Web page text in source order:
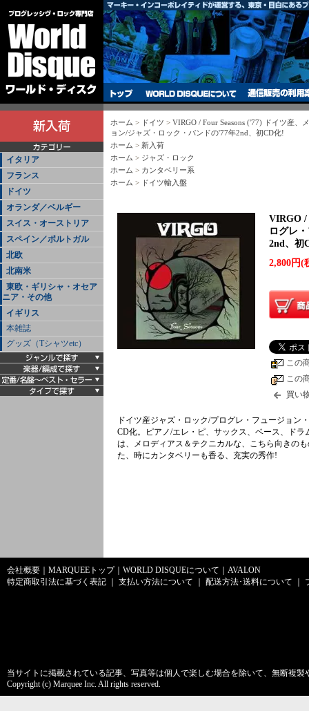
イタリア
フランス
ドイツ
オランダ／ベルギー
スイス・オーストリア
スペイン／ポルトガル
北欧
北南米
東欧・ギリシャ・オセア
ニア・その他
イギリス
本雑誌
グッズ（Tシャツetc）
ホーム > ドイツ > VIRGO / Four Seasons ('77) ドイツ産、
ョン/ジャズ・ロック・バンドの'77年2nd、初CD化!
ホーム > 新入荷
ホーム > ジャズ・ロック
ホーム > カンタベリー系
ホーム > ドイツ輸入盤
VIRGO /
ログレ
2nd、初
2,800円(
この
この
買い
ドイツ産ジャズ・ロック/プログレ・フュージョン
CD化。ピアノ/エレ・ピ、サックス、ベース、ド
は、メロディアス＆テクニカルな、こちら向きの
た、時にカンタベリーも香る、充実の秀作!
会社概要 MARQUEEトップ｜ WORLD DISQUEについて
AVALON
特定商取引法に基づく表記
支払い方法について 配送方法･送料について
当サイトに掲載されている記事、写真等は個人で楽しむ場合を除いて、無断複
Copyright (c) Marquee Inc. All rights reserved.